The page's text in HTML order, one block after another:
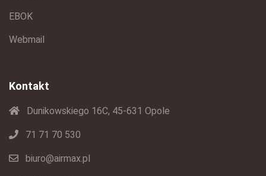
EBOK
Webmail
Kontakt
Dunikowskiego 16C, 45-631 Opole
71 71 70 530
biuro@airmax.pl